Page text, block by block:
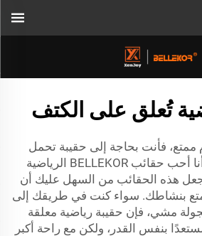
تُعلق على الكتف
ممتع، فأنت بحاجة إلى حقيبة تحمل
أشياءك. لهذا السبب، أنا أحب حقائب BELLEKOR الرياضية
هذه الحقائب من السهل عليك أن
بنشاطك. سواء كنت في طريقك إلى
مشي، فإن حقيبة رياضية معلقة
بنفس القدر، ولكن مع راحة أكبر